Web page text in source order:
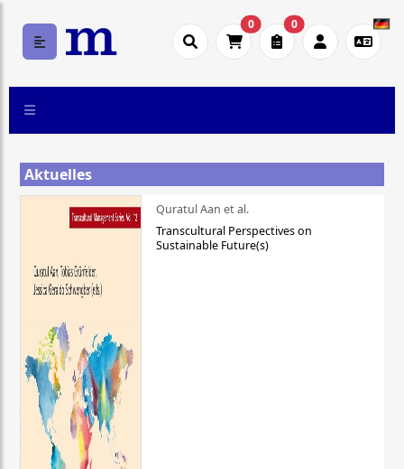
0 0
Aktuelles
Quratul Aan et al.
Transcultural Perspectives on
Sustainable Future(s)